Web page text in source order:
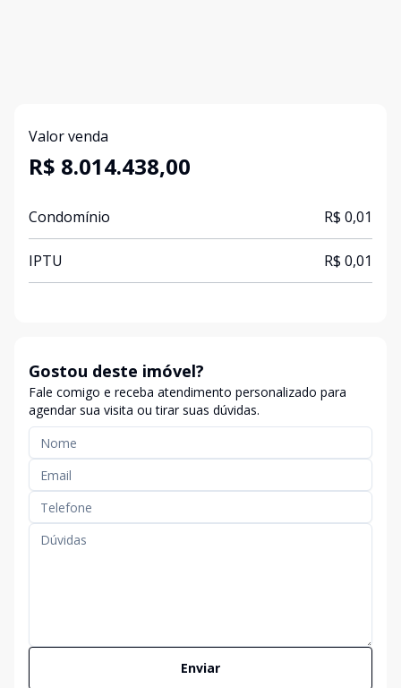
Valor venda
R$ 8.014.438,00
Condomínio R$ 0,01
IPTU R$ 0,01
Gostou deste imóvel?
Fale comigo e receba atendimento personalizado para
agendar sua visita ou tirar suas dúvidas.
Enviar